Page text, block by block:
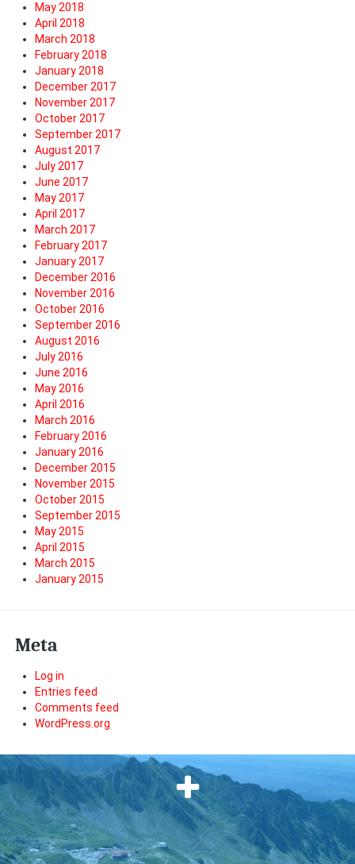
May 2018
April 2018
March 2018
February 2018
January 2018
December 2017
November 2017
October 2017
September 2017
August 2017
July 2017
June 2017
May 2017
April 2017
March 2017
February 2017
January 2017
December 2016
November 2016
October 2016
September 2016
August 2016
July 2016
June 2016
May 2016
April 2016
March 2016
February 2016
January 2016
December 2015
November 2015
October 2015
September 2015
May 2015
April 2015
March 2015
January 2015
Meta
Log in
Entries feed
Comments feed
WordPress.org